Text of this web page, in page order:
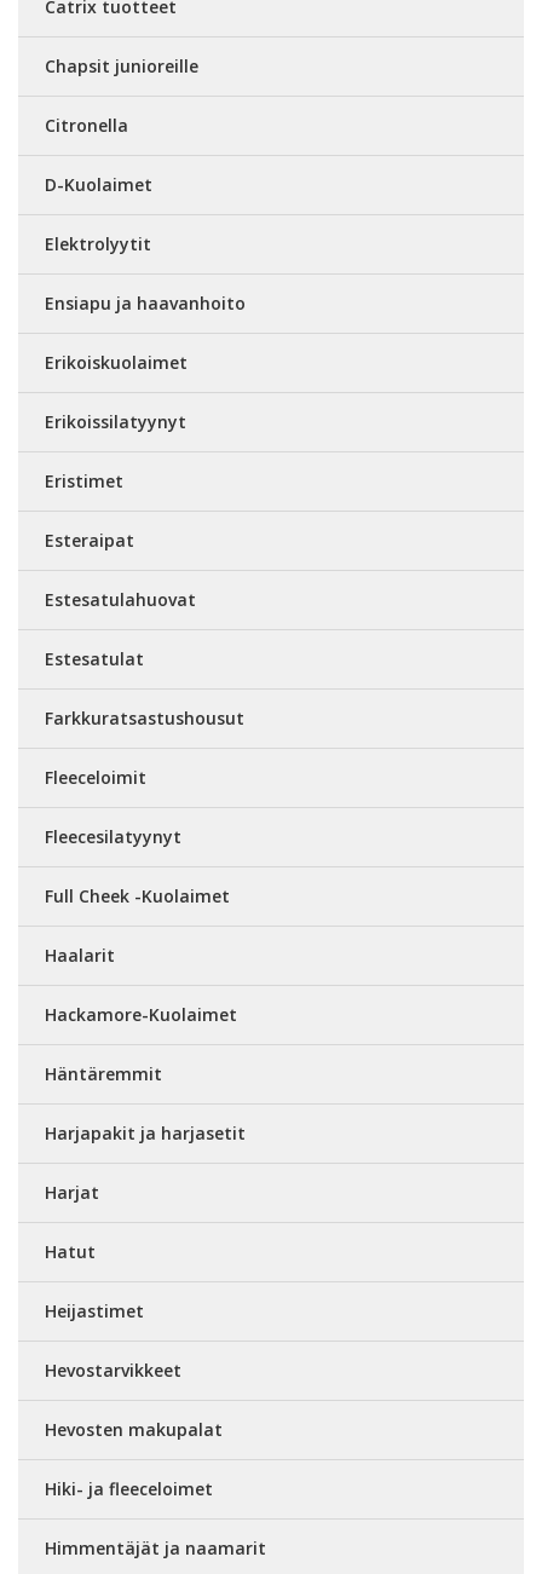
Catrix tuotteet
Chapsit junioreille
Citronella
D-Kuolaimet
Elektrolyytit
Ensiapu ja haavanhoito
Erikoiskuolaimet
Erikoissilatyynyt
Eristimet
Esteraipat
Estesatulahuovat
Estesatulat
Farkkuratsastushousut
Fleeceloimit
Fleecesilatyynyt
Full Cheek -Kuolaimet
Haalarit
Hackamore-Kuolaimet
Häntäremmit
Harjapakit ja harjasetit
Harjat
Hatut
Heijastimet
Hevostarvikkeet
Hevosten makupalat
Hiki- ja fleeceloimet
Himmentäjät ja naamarit